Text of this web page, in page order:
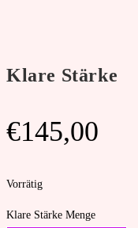
Klare Stärke
€145,00
Vorrätig
Klare Stärke Menge